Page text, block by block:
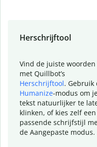
Herschrijftool
Vind de juiste woorden
met Quillbot’s
Herschrijftool. Gebruik
Humanize-modus om
tekst natuurlijker te
klinken, of kies zelf een
passende schrijfstijl
de Aangepaste modus.